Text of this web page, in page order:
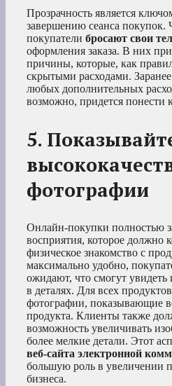
Прозрачность является
завершению сеанса покупок.
покупатели бросают свои
оформления заказа. В них
причины, которые, как
скрытыми расходами.
любых дополнительных
возможно, придется понести
5.
фотографии
Онлайн-покупки полностью
восприятия, которое должно
физическое знакомство с
максимально удобно,
ожидают, что смогут увидеть
в деталях. Для всех
фотографии, показывающие
продукта. Клиенты также
возможность увеличивать
более мелкие детали. Этот
веб-сайта электронной
большую роль в увеличении
бизнеса.